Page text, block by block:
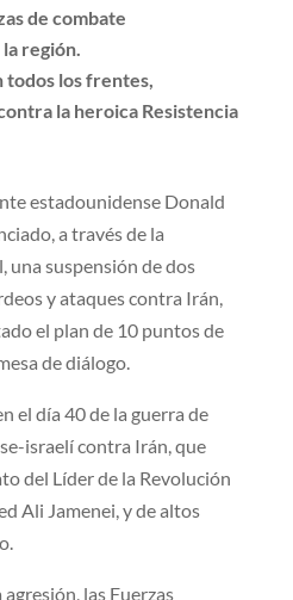
de combate
región.
todos los frentes,
la heroica Resistencia
estadounidense Donald
a través de la
una suspensión de dos
y ataques contra Irán,
el plan de 10 puntos de
de diálogo.
el día 40 de la guerra de
israelí contra Irán, que
del Líder de la Revolución
Ali Jamenei, y de altos
las Fuerzas